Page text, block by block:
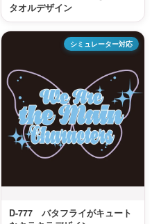
タオルデザイン
シミュレーター対応
D-777 バタフライがキュート